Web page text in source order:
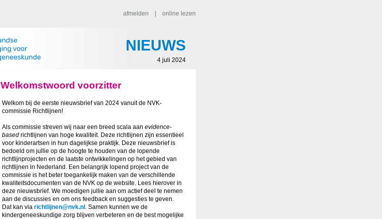
afmelden online lezen
NIEUWS
4 juli 2024
Welkomstwoord voorzitter
Welkom bij de eerste nieuwsbrief van 2024 vanuit de NVK-
commissie Richtlijnen!
Als commissie streven wij naar een breed scala aan evidence-
based richtlijnen van hoge kwaliteit. Deze richtlijnen zijn essentieel
voor kinderartsen in hun dagelijkse praktijk. Deze nieuwsbrief is
bedoeld om jullie op de hoogte te houden van de lopende
richtlijnprojecten en de laatste ontwikkelingen op het gebied van
richtlijnen in Nederland. Een belangrijk lopend project van de
commissie is het beter toegankelijk maken van de verschillende
kwaliteitsdocumenten van de NVK op de website. Lees hierover in
deze nieuwsbrief. We moedigen jullie aan om actief deel te nemen
aan de discussies en om ons feedback en suggesties te geven.
Dat kan via richtlijnen@nvk.nl . Samen kunnen we de
kindergeneeskundige zorg blijven verbeteren en de best mogelijke